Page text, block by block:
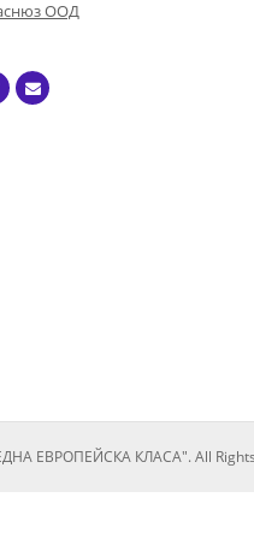
ООД
ЕВРОПЕЙСКА КЛАСА". All